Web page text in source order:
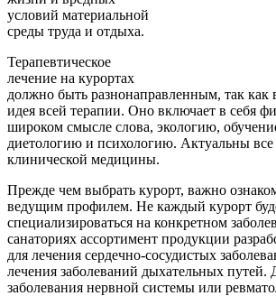
условий материальной
среды труда и отдыха.
Терапевтическое
лечение на курортах
должно быть разнонаправленным, так как
идея всей терапии. Оно включает в себя
широком смысле слова, экологию,
диетологию и психологию. Актуальны все
клинической медицины.
Прежде чем выбрать курорт, важно
ведущим профилем. Не каждый курорт
специализироваться на конкретном
санаториях ассортимент продукции
для лечения сердечно-сосудистых
лечения заболеваний дыхательных путей.
заболевания нервной системы или